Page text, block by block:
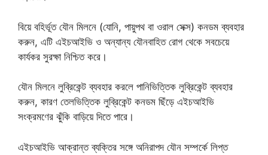
বিয়ে বহির্ভূত যৌন মিলনে (যোনি, পায়ুপথ বা ওরাল সেক্স) কনডম ব্যবহার
করুন, এটি এইচআইভি ও অন্যান্য যৌনবাহিত রোগ থেকে সবচেয়ে
কার্যকর সুরক্ষা নিশ্চিত করে।
যৌন মিলনে লুব্রিকেন্ট ব্যবহার করলে পানিভিত্তিক লুব্রিকেন্ট ব্যবহার
করুন, কারণ তেলভিত্তিক লুব্রিকেন্ট কনডম ছিঁড়ে এইচআইভি
সংক্রমণের ঝুঁকি বাড়িয়ে দিতে পারে।
এইচআইভি আক্রান্ত ব্যক্তির সঙ্গে অনিরাপদ যৌন সম্পর্কে লিপ্ত